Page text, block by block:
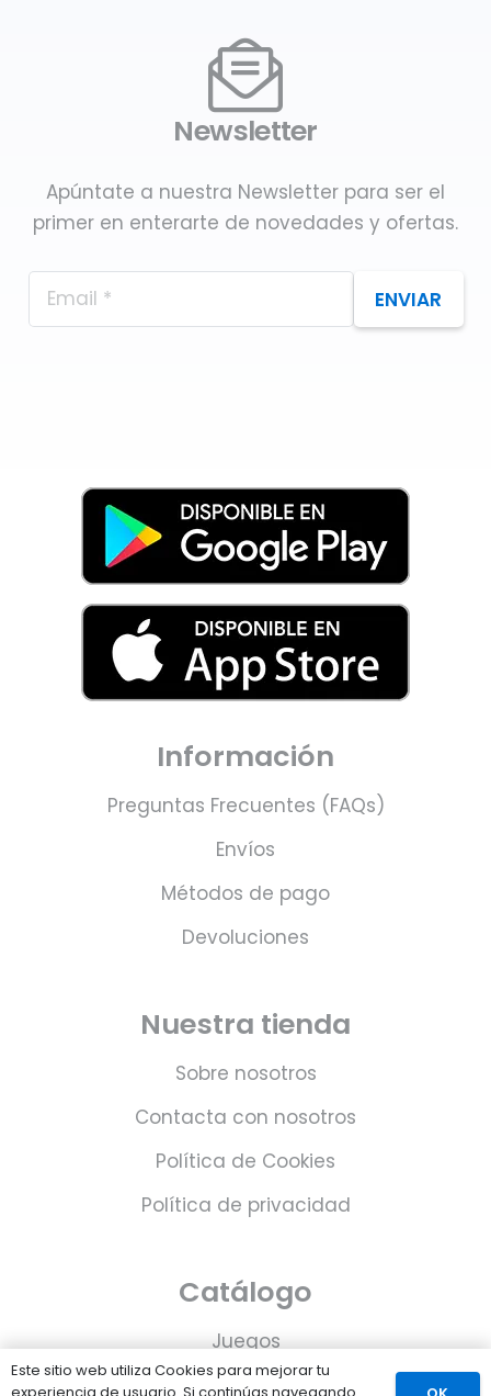
Newsletter
Apúntate a nuestra Newsletter para ser el
primer en enterarte de novedades y ofertas.
ENVIAR
Información
Preguntas Frecuentes (FAQs)
Envíos
Métodos de pago
Devoluciones
Nuestra tienda
Sobre nosotros
Contacta con nosotros
Política de Cookies
Política de privacidad
Catálogo
Juegos
Consolas
Este sitio web utiliza Cookies para mejorar tu